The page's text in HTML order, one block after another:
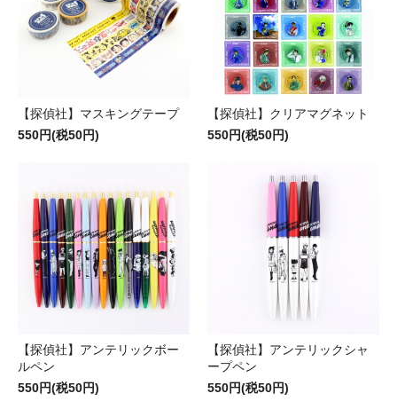
【探偵社】マスキングテープ
550円(税50円)
【探偵社】クリアマグネット
550円(税50円)
【探偵社】アンテリックボー
ルペン
550円(税50円)
【探偵社】アンテリックシャ
ープペン
550円(税50円)